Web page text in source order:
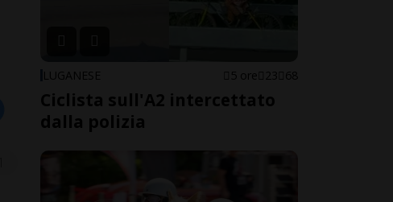
LUGANESE 5 ore 23 68
Ciclista sull'A2 intercettato
dalla polizia